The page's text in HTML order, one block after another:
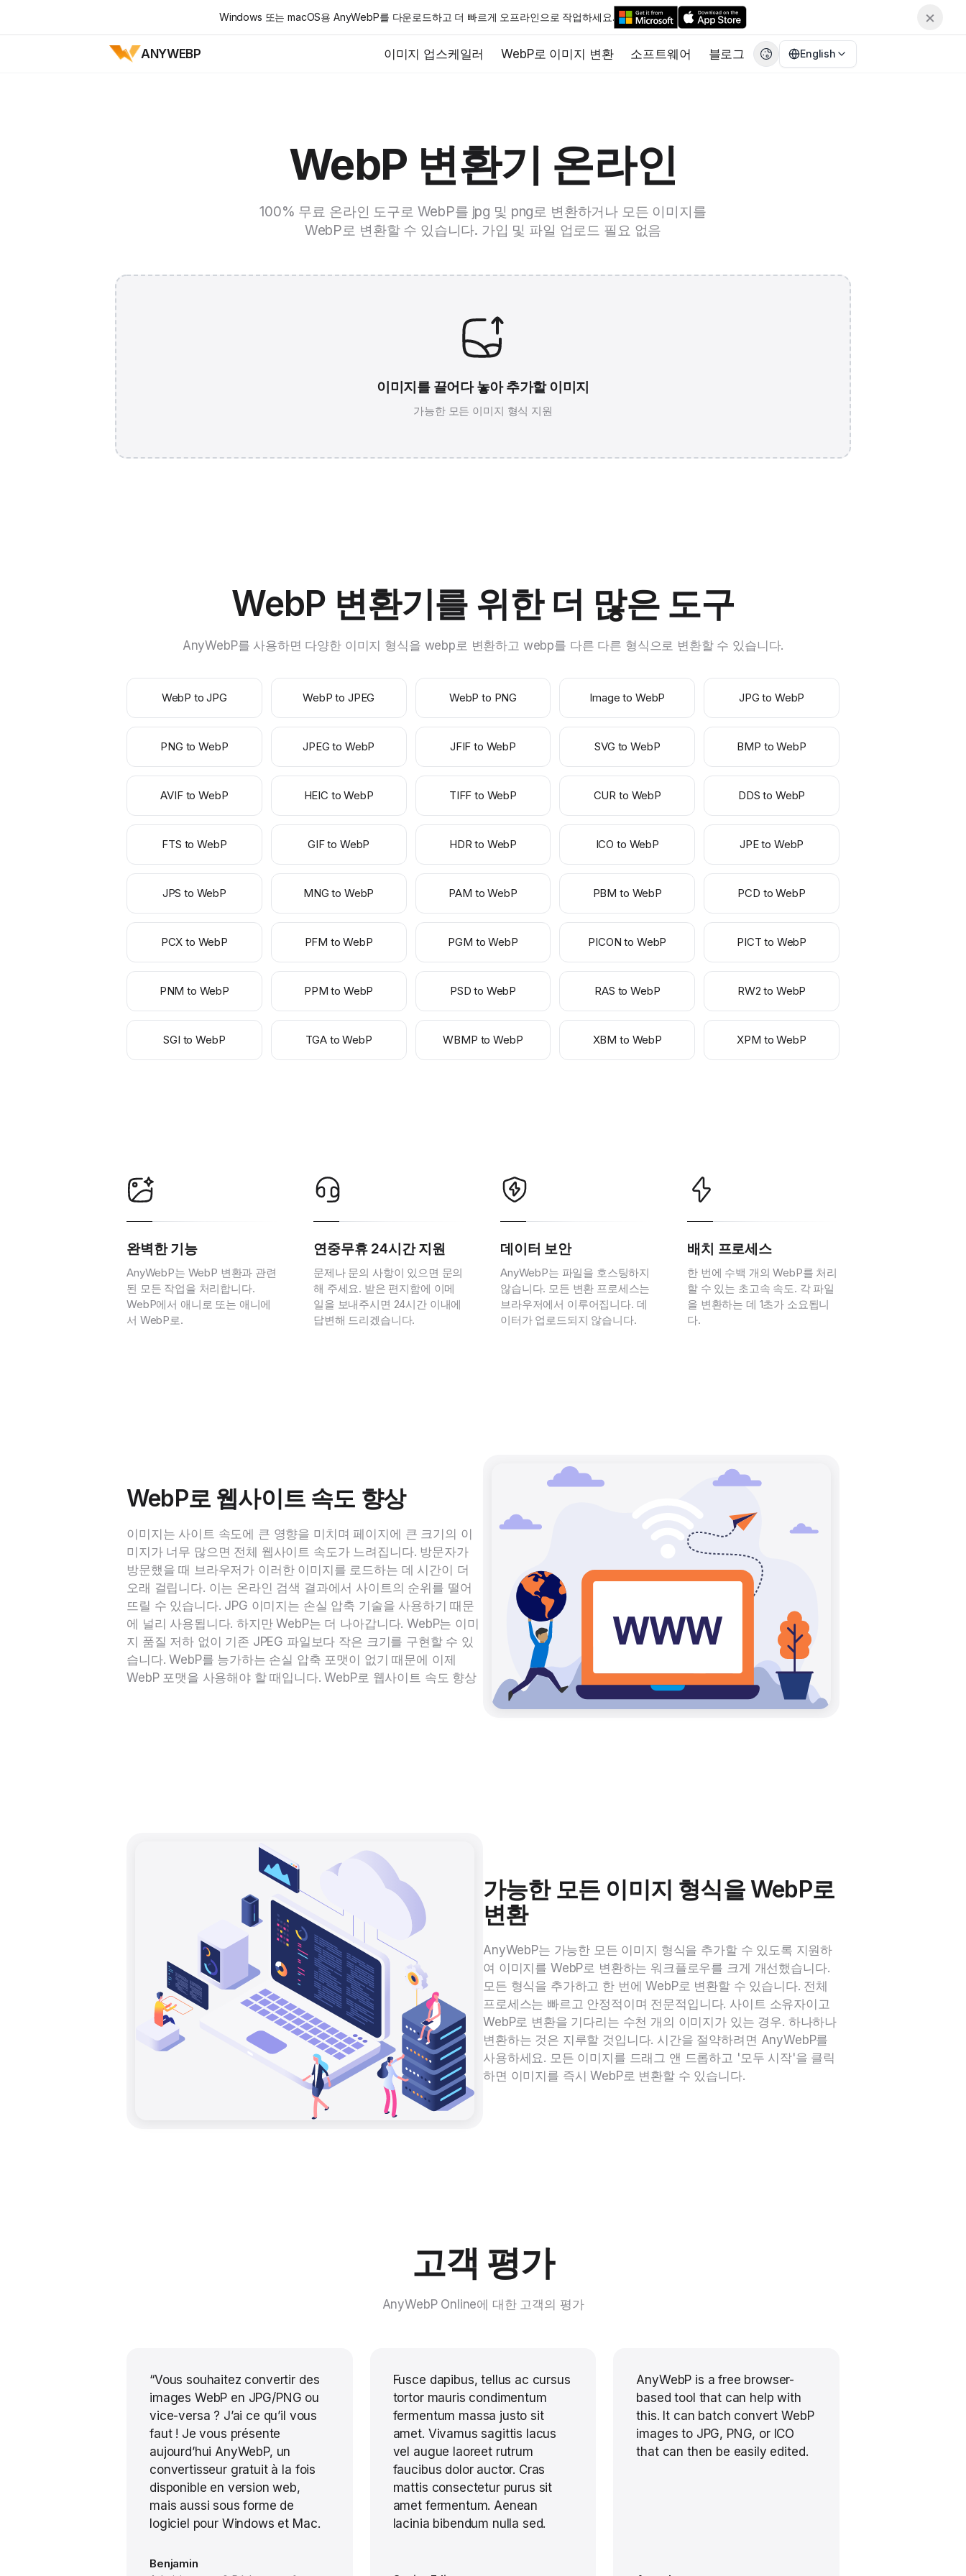
Windows 또는 macOS용 AnyWebP를 다운로드하고 더 빠르게 오프라인으로 작업하세요. ×
ANYWEBP 이미지 업스케일러 WebP로 이미지 변환 소프트웨어 블로그 English
WebP 변환기 온라인
100% 무료 온라인 도구로 WebP를 jpg 및 png로 변환하거나 모든 이미지를
WebP로 변환할 수 있습니다. 가입 및 파일 업로드 필요 없음
이미지를 끌어다 놓아 추가할 이미지
가능한 모든 이미지 형식 지원
WebP 변환기를 위한 더 많은 도구
AnyWebP를 사용하면 다양한 이미지 형식을 webp로 변환하고 webp를 다른 다른 형식으로 변환할 수 있습니다.
WebP to JPG WebP to JPEG WebP to PNG Image to WebP JPG to WebP
PNG to WebP JPEG to WebP JFIF to WebP SVG to WebP BMP to WebP
AVIF to WebP HEIC to WebP TIFF to WebP CUR to WebP DDS to WebP
FTS to WebP GIF to WebP HDR to WebP ICO to WebP JPE to WebP
JPS to WebP MNG to WebP PAM to WebP PBM to WebP PCD to WebP
PCX to WebP PFM to WebP PGM to WebP PICON to WebP PICT to WebP
PNM to WebP PPM to WebP PSD to WebP RAS to WebP RW2 to WebP
SGI to WebP TGA to WebP WBMP to WebP XBM to WebP XPM to WebP
완벽한 기능
AnyWebP는 WebP 변환과 관련
된 모든 작업을 처리합니다.
WebP에서 애니로 또는 애니에
서 WebP로.
연중무휴 24시간 지원
문제나 문의 사항이 있으면 문의
해 주세요. 받은 편지함에 이메
일을 보내주시면 24시간 이내에
답변해 드리겠습니다.
데이터 보안
AnyWebP는 파일을 호스팅하지
않습니다. 모든 변환 프로세스는
브라우저에서 이루어집니다. 데
이터가 업로드되지 않습니다.
배치 프로세스
한 번에 수백 개의 WebP를 처리
할 수 있는 초고속 속도. 각 파일
을 변환하는 데 1초가 소요됩니
다.
WebP로 웹사이트 속도 향상
이미지는 사이트 속도에 큰 영향을 미치며 페이지에 큰 크기의 이
미지가 너무 많으면 전체 웹사이트 속도가 느려집니다. 방문자가
방문했을 때 브라우저가 이러한 이미지를 로드하는 데 시간이 더
오래 걸립니다. 이는 온라인 검색 결과에서 사이트의 순위를 떨어
뜨릴 수 있습니다. JPG 이미지는 손실 압축 기술을 사용하기 때문
에 널리 사용됩니다. 하지만 WebP는 더 나아갑니다. WebP는 이미
지 품질 저하 없이 기존 JPEG 파일보다 작은 크기를 구현할 수 있
습니다. WebP를 능가하는 손실 압축 포맷이 없기 때문에 이제
WebP 포맷을 사용해야 할 때입니다. WebP로 웹사이트 속도 향상
가능한 모든 이미지 형식을 WebP로
변환
AnyWebP는 가능한 모든 이미지 형식을 추가할 수 있도록 지원하
여 이미지를 WebP로 변환하는 워크플로우를 크게 개선했습니다.
모든 형식을 추가하고 한 번에 WebP로 변환할 수 있습니다. 전체
프로세스는 빠르고 안정적이며 전문적입니다. 사이트 소유자이고
WebP로 변환을 기다리는 수천 개의 이미지가 있는 경우. 하나하나
변환하는 것은 지루할 것입니다. 시간을 절약하려면 AnyWebP를
사용하세요. 모든 이미지를 드래그 앤 드롭하고 '모두 시작'을 클릭
하면 이미지를 즉시 WebP로 변환할 수 있습니다.
고객 평가
AnyWebP Online에 대한 고객의 평가
“Vous souhaitez convertir des
images WebP en JPG/PNG ou
vice-versa ? J’ai ce qu’il vous
faut ! Je vous présente
aujourd’hui AnyWebP, un
convertisseur gratuit à la fois
disponible en version web,
mais aussi sous forme de
logiciel pour Windows et Mac.
Benjamin
Fusce dapibus, tellus ac cursus
tortor mauris condimentum
fermentum massa justo sit
amet. Vivamus sagittis lacus
vel augue laoreet rutrum
faucibus dolor auctor. Cras
mattis consectetur purus sit
amet fermentum. Aenean
lacinia bibendum nulla sed.
AnyWebP is a free browser-
based tool that can help with
this. It can batch convert WebP
images to JPG, PNG, or ICO
that can then be easily edited.